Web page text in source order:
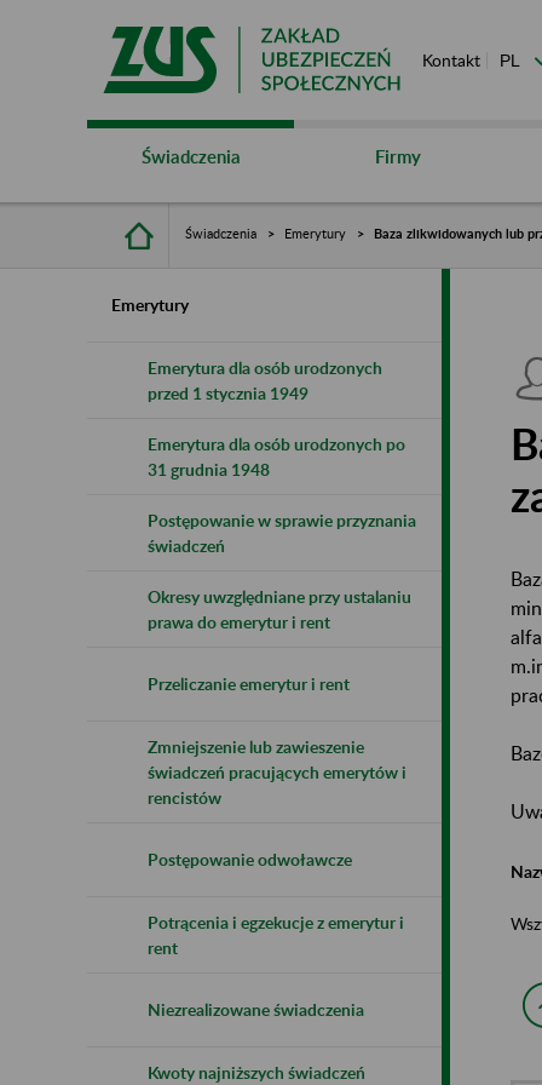
Kontakt
Świadczenia Firmy
Świadczenia Emerytury Baza zlikwidowanych lub
Emerytury
Emerytura dla osób urodzonych
przed 1 stycznia 1949
Emerytura dla osób urodzonych po
31 grudnia 1948
Postępowanie w sprawie przyznania
świadczeń
Okresy uwzględniane przy ustalaniu
prawa do emerytur i rent
Przeliczanie emerytur i rent
Zmniejszenie lub zawieszenie
świadczeń pracujących emerytów i
rencistów
Postępowanie odwoławcze
Potrącenia i egzekucje z emerytur i
rent
Niezrealizowane świadczenia
Kwoty najniższych świadczeń